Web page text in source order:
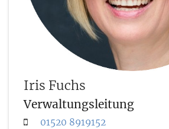
Iris Fuchs
Verwaltungsleitung
01520 8919152